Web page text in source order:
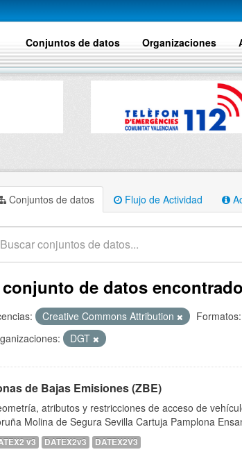
Conjuntos de datos Organizaciones
Conjuntos de datos Flujo de Actividad
conjunto de datos encontrado
Creative Commons Attribution Formatos:
DGT
de Bajas Emisiones (ZBE)
atributos y restricciones de acceso de
Molina de Segura Sevilla Cartuja Pamplona
v3 DATEX2v3 DATEX2V3